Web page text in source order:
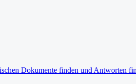
Dokumente finden und Antworten